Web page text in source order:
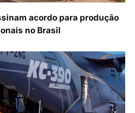
acordo para produção
no Brasil